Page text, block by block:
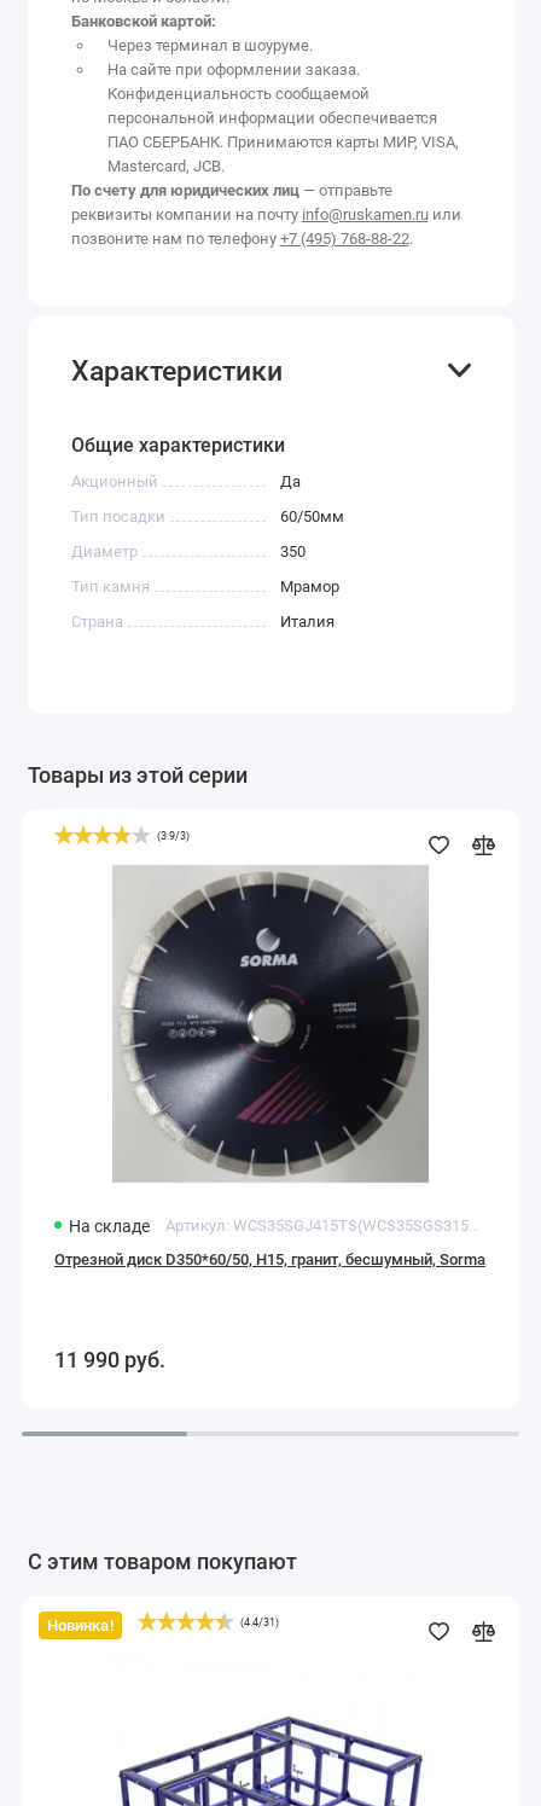
Банковской картой:
Через терминал в шоуруме.
На сайте при оформлении заказа.
Конфиденциальность сообщаемой
персональной информации обеспечивается
ПАО СБЕРБАНК. Принимаются карты МИР, VISA,
Mastercard, JCB.
По счету для юридических лиц — отправьте
реквизиты компании на почту info@ruskamen.ruили
позвоните нам по телефону +7 (495) 768-88-22.
Характеристики
Общие характеристики
Акционный
Да
Тип посадки
60/50мм
Диаметр
350
Тип камня
Мрамор
Страна
Италия
Товары из этой серии
Отрезной
(3.9/3)
На складе Артикул:WCS35SGJ415TS(WCS35SGS315TS)**
Отрезной диск D350*60/50, H15, гранит, бесшумный, Sorma
11 990 руб.
С этим товаром покупают
Передвижной
Новинка! (4.4/31)